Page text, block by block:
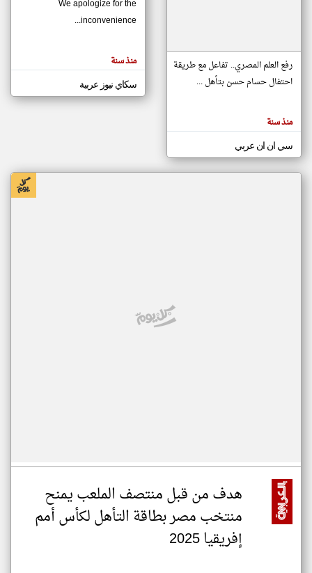
مصادر الأخبار من موريتانيا
اخبار موريتانيا على مدار الساعة
أهم اخبار موريتانيا العاجلة والمباشرة
المقالات
الموجوده
هنا عن
رفع العلم المصري.. تفاعل مع طريقة
احتفال حسام حسن بتأهل ...
منذ سنة
سي ان ان عربي
We apologize for the
inconvenience...
منذ سنة
سكاي نيوز عربية
هدف من قبل منتصف الملعب يمنح
منتخب مصر بطاقة التأهل لكأس أمم
إفريقيا 2025
klyoum.com